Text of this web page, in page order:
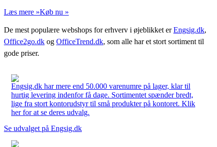
Læs mere »Køb nu »
De mest populære webshops for erhverv i øjeblikket erEngsig.dk,
Office2go.dk og OfficeTrend.dk, som alle har et stort sortiment til
gode priser.
Engsig.dk har mere end 50.000 varenumre på lager, klar til
hurtig levering indenfor få dage. Sortimentet spænder bredt,
lige fra stort kontorudstyr til små produkter på kontoret. Klik
her for at se deres udvalg.
Se udvalget på Engsig.dk